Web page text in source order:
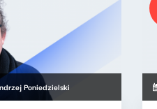
Poniedzielski